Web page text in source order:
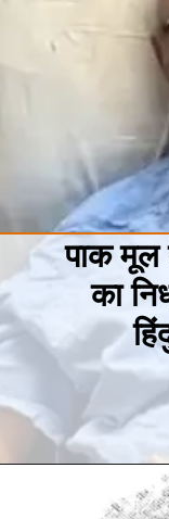
पाक
का